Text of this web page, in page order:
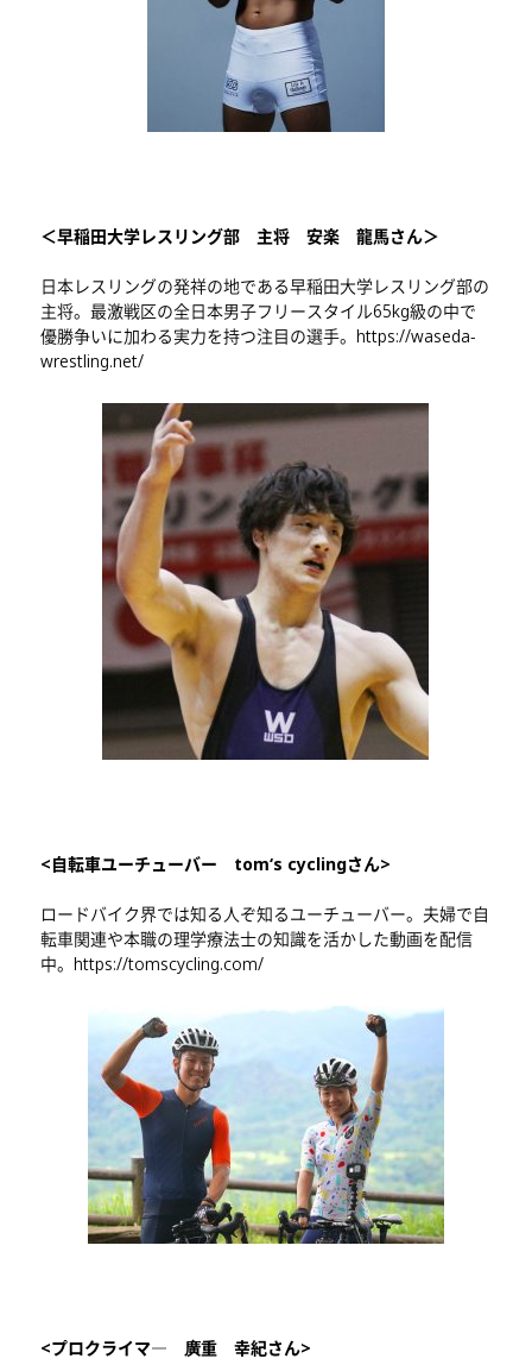
＜早稲田大学レスリング部 主将 安楽 龍馬さん＞
日本レスリングの発祥の地である早稲田大学レスリング部の
主将。最激戦区の全日本男子フリースタイル65kg級の中で
優勝争いに加わる実力を持つ注目の選手。 https://waseda-
wrestling.net/
<自転車ユーチューバー tom‘s cyclingさん>
ロードバイク界では知る人ぞ知るユーチューバー。夫婦で自
転車関連や本職の理学療法士の知識を活かした動画を配信
中。 https://tomscycling.com/
<プロクライマ― 廣重 幸紀さん>